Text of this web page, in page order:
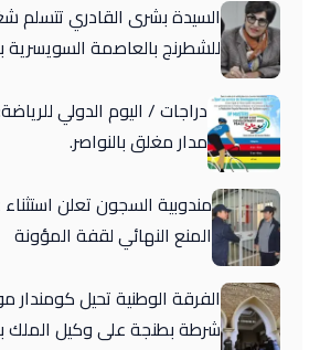
السيدة بشرى القادري تتسلم
للشطرنج بالعاصمة السويسرية
دراجات / اليوم الدولي
مدار مغلق بالنواصر.
مندوبية السجون تعلن
المنع النهائي لقفة المؤونة
الفرقة الوطنية تحيل
شرطة بطنجة على وكيل الملك